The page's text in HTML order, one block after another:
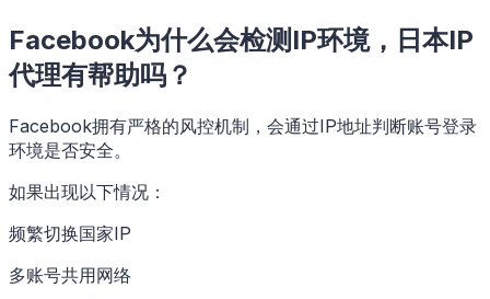
Facebook为什么会检测IP环境，日本IP
代理有帮助吗？
Facebook拥有严格的风控机制，会通过IP地址判断账号登录
环境是否安全。
如果出现以下情况：
频繁切换国家IP
多账号共用网络